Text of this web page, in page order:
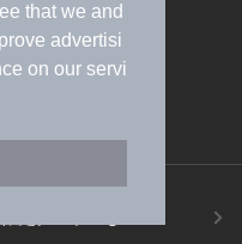
that we and
advertisi
on our servi
報を受け取ろう